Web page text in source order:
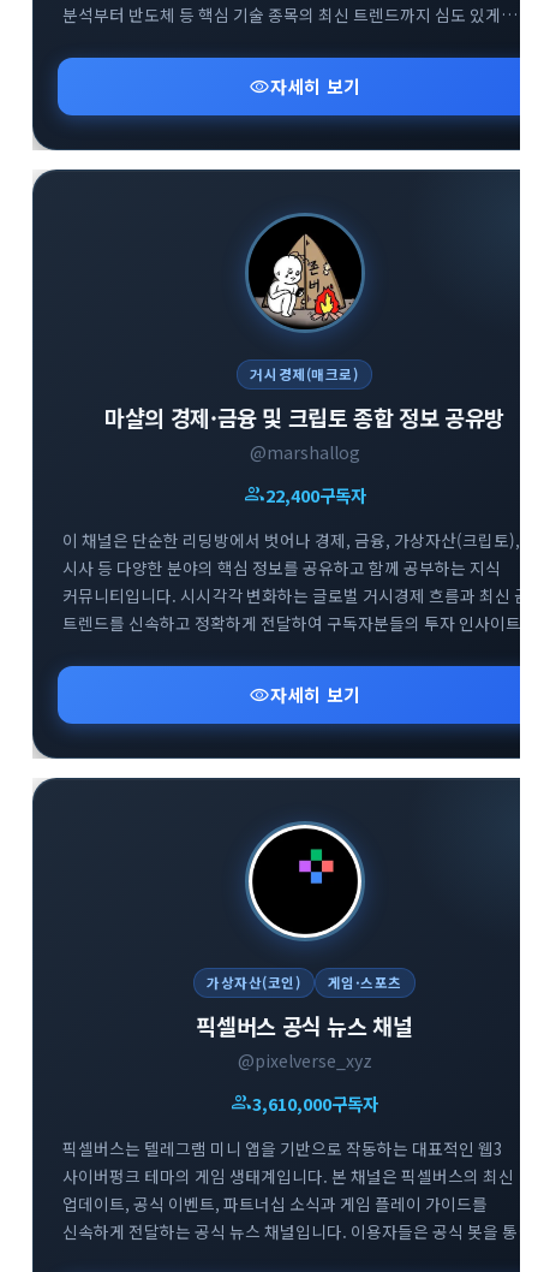
분석부터 반도체 등 핵심 기술 종목의 최신 트렌드까지 심도 있게
지혜롭게 대처할 수 있도록 차별화된 통찰을 제공합니다.
visibility자세히 보기
거시경제(매크로)
마샬의 경제·금융 및 크립토 종합 정보 공유방
@marshallog
group22,400구독자
이 채널은 단순한 리딩방에서 벗어나 경제, 금융, 가상자산(크립토),
시사 등 다양한 분야의 핵심 정보를 공유하고 함께 공부하는 지식
커뮤니티입니다. 시시각각 변화하는 글로벌 거시경제 흐름과 최신 금
트렌드를 신속하고 정확하게 전달하여 구독자분들의 투자 인사이트
기반으로 유익한 정보를 나누며 함께 성장하는 것을 지향합니다.
다방면의 깊이 있는 트렌드 분석을 통해 스마트한 의사결정을 내리고
하는 분들에게 최적의 공간입니다.
visibility자세히 보기
가상자산(코인) 게임·스포츠
픽셀버스 공식 뉴스 채널
@pixelverse_xyz
group3,610,000구독자
픽셀버스는 텔레그램 미니 앱을 기반으로 작동하는 대표적인 웹3
사이버펑크 테마의 게임 생태계입니다. 본 채널은 픽셀버스의 최신
업데이트, 공식 이벤트, 파트너십 소식과 게임 플레이 가이드를
신속하게 전달하는 공식 뉴스 채널입니다. 이용자들은 공식 봇을 통한